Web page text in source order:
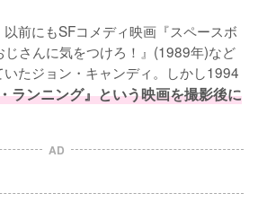
以前にもSFコメディ映画『スペースボ
さんに気をつけろ！』(1989年)など
たジョン・キャンディ。しかし1994
ランニング』という映画を撮影後に
AD